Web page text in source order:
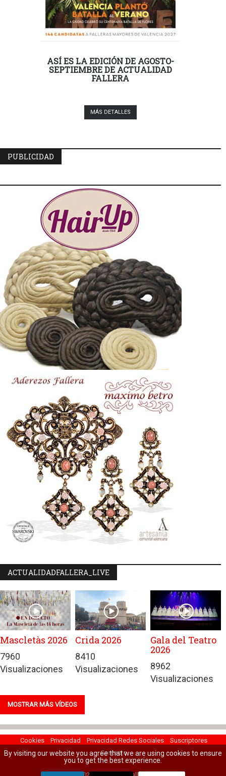
ASÍ ES LA EDICIÓN DE AGOSTO-
SEPTIEMBRE DE ACTUALIDAD
FALLERA
MÁS DETALLES
PUBLICIDAD
ACTUALIDADFALLERA_LIVE
Mascletàs 2026
7960
Visualizaciones
Crida 2026
8410
Visualizaciones
Gala del Teatro
2026
8962
Visualizaciones
MOSTRAR MÁS VÍDEOS
Cookies Privacidad Privacidad Redes Sociales
Suscriptores
Contacto
By visiting our website you agree that we are using cookies to ensure
you to get the best experience.